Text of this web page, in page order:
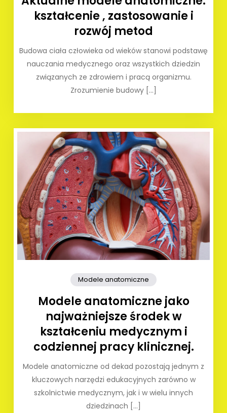
kształcenie , zastosowanie i
rozwój metod
Budowa ciała człowieka od wieków stanowi podstawę
nauczania medycznego oraz wszystkich dziedzin
związanych ze zdrowiem i pracą organizmu.
Zrozumienie budowy […]
Modele anatomiczne
Modele anatomiczne jako
najważniejsze środek w
kształceniu medycznym i
codziennej pracy klinicznej.
Modele anatomiczne od dekad pozostają jednym z
kluczowych narzędzi edukacyjnych zarówno w
szkolnictwie medycznym, jak i w wielu innych
dziedzinach […]